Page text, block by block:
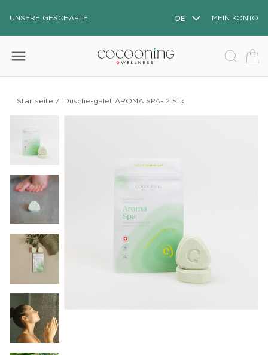
UNSERE GESCHÄFTE DE MEIN KONTO
menu
Startseite / Dusche-galet AROMA SPA- 2 Stk